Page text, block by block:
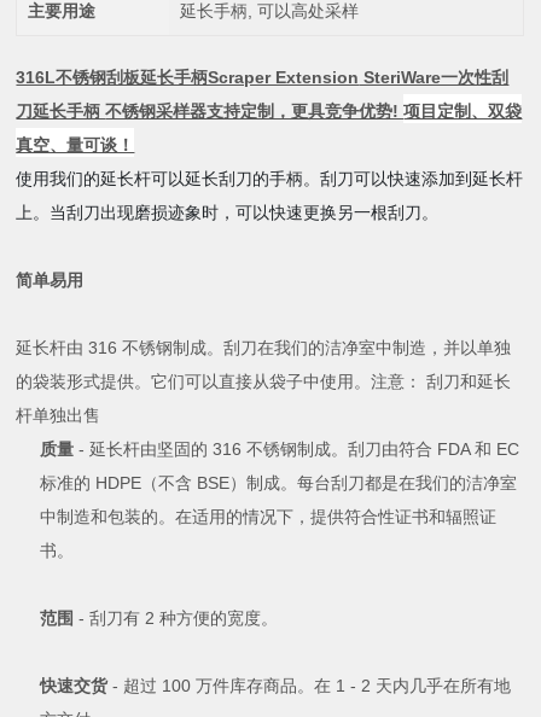
主要用途 延长手柄, 可以高处采样
316L不锈钢刮板延长手柄Scraper Extension SteriWare一次性刮
刀延长手柄不锈钢采样器支持定制，更具竞争优势!项目定制、双袋
真空、量可谈！
使用我们的延长杆可以延长刮刀的手柄。刮刀可以快速添加到延长杆
上。当刮刀出现磨损迹象时，可以快速更换另一根刮刀。
简单易用
延长杆由 316 不锈钢制成。刮刀在我们的洁净室中制造，并以单独
的袋装形式提供。它们可以直接从袋子中使用。注意： 刮刀和延长
杆单独出售
质量 - 延长杆由坚固的 316 不锈钢制成。刮刀由符合 FDA 和 EC
标准的 HDPE（不含 BSE）制成。每台刮刀都是在我们的洁净室
中制造和包装的。在适用的情况下，提供符合性证书和辐照证
书。
范围 - 刮刀有 2 种方便的宽度。
快速交货- 超过 100 万件库存商品。在 1 - 2 天内几乎在所有地